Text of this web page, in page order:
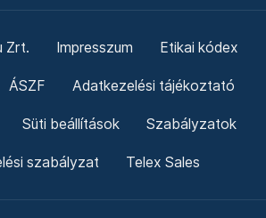
Zrt. Impresszum Etikai kódex
ÁSZF Adatkezelési tájékoztató
Süti beállítások Szabályzatok
szabályzat Telex Sales